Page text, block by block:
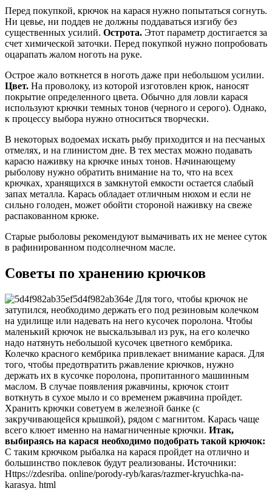
Перед покупкой, крючок на карася нужно попытаться согнуть.
Ни цевье, ни поддев не должны поддаваться изгибу без
существенных усилий. Острота. Этот параметр достигается за
счет химической заточки. Перед покупкой нужно попробовать
оцарапать жалом ноготь на руке.
Острое жало воткнется в ноготь даже при небольшом усилии.
Цвет. На проволоку, из которой изготовлен крюк, наносят
покрытие определенного цвета. Обычно для ловли карася
используют крючки темных тонов (черного и серого). Однако,
к процессу выбора нужно относиться творчески.
В некоторых водоемах искать рыбу приходится и на песчаных
отмелях, и на глинистом дне. В тех местах можно подавать
карасю наживку на крючке иных тонов. Начинающему
рыболову нужно обратить внимание на то, что на всех
крючках, хранящихся в замкнутой емкости остается слабый
запах металла. Карась обладает отличным нюхом и если не
сильно голоден, может обойти стороной наживку на свеже
распакованном крюке.
Старые рыболовы рекомендуют вымачивать их не менее суток
в рафинированном подсолнечном масле.
Советы по хранению крючков
Для того, чтобы крючок не
затупился, необходимо держать его под резиновым колечком
на удилище или надевать на него кусочек поролона. Чтобы
маленький крючок не выскальзывал из рук, на его колечко
надо натянуть небольшой кусочек цветного кембрика.
Колечко красного кембрика привлекает внимание карася. Для
того, чтобы предотвратить ржавление крючков, нужно
держать их в кусочке поролона, пропитанного машинным
маслом. В случае появления ржавчины, крючок стоит
воткнуть в сухое мыло и со временем ржавчина пройдет.
Хранить крючки советуем в железной банке (с
закручивающейся крышкой), рядом с магнитом. Карась чаще
всего клюет именно на намагниченные крючки. Итак,
выбираясь на карася необходимо подобрать такой крючок:
С таким крючком рыбалка на карася пройдет на отлично и
большинство поклевок будут реализованы. Источники:
Https://zdesriba. online/porody-ryb/karas/razmer-kryuchka-na-
karasya. html